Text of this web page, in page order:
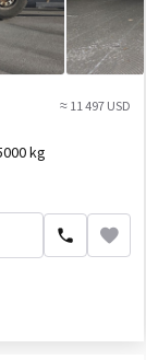
≈ 11 497 USD
kg